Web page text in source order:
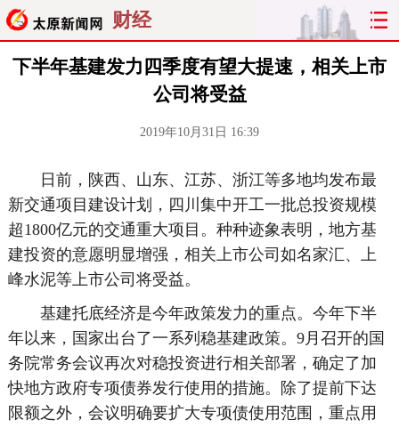
财经
下半年基建发力四季度有望大提速，相关上市
公司将受益
2019年10月31日 16:39
日前，陕西、山东、江苏、浙江等多地均发布最
新交通项目建设计划，四川集中开工一批总投资规模
超1800亿元的交通重大项目。种种迹象表明，地方基
建投资的意愿明显增强，相关上市公司如名家汇、上
峰水泥等上市公司将受益。
基建托底经济是今年政策发力的重点。今年下半
年以来，国家出台了一系列稳基建政策。9月召开的国
务院常务会议再次对稳投资进行相关部署，确定了加
快地方政府专项债券发行使用的措施。除了提前下达
限额之外，会议明确要扩大专项债使用范围，重点用